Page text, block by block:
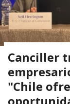
Canciller
"Chile